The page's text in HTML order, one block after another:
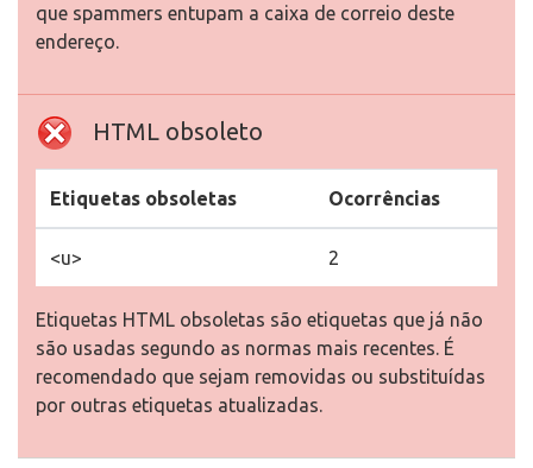
que spammers entupam a caixa de correio deste
endereço.
HTML obsoleto
Etiquetas obsoletas Ocorrências
<u> 2
Etiquetas HTML obsoletas são etiquetas que já não
são usadas segundo as normas mais recentes. É
recomendado que sejam removidas ou substituídas
por outras etiquetas atualizadas.